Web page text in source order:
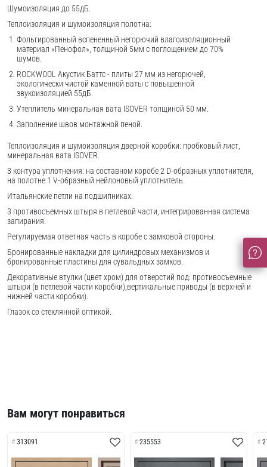
Шумоизоляция до 55дБ.
Теплоизоляция и шумоизоляция полотна:
Фольгированный вспененный негорючий влагоизоляционный
материал «Пенофол», толщиной 5мм с поглощением до 70%
шумов.
ROCKWOOL Акустик Баттс - плиты 27 мм из негорючей,
экологически чистой каменной ваты с повышенной
звукоизоляцией 55дБ.
Утеплитель минеральная вата ISOVER толщиной 50 мм.
Заполнение швов монтажной пеной.
Теплоизоляция и шумоизоляция дверной коробки: пробковый лист,
минеральная вата ISOVER.
3 контура уплотнения: на составном коробе 2 D-образных уплотнителя,
на полотне 1 V-образный нейлоновый уплотнитель.
Итальянские петли на подшипниках.
3 противосъемных штыря в петлевой части, интегрированная система
запирания.
Регулируемая ответная часть в коробе с замковой стороны.
Бронированные накладки для цилиндровых механизмов и
бронированные пластины для сувальдных замков.
Декоративные втулки (цвет хром) для отверстий под: противосъемные
штыри (в петлевой части коробки),вертикальные приводы (в верхней и
нижней части коробки).
Глазок со стеклянной оптикой.
Вам могут понравиться
313091 235553